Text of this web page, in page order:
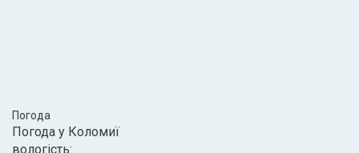
Погода
Погода у Коломиї
вологість: